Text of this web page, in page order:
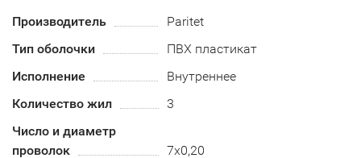
Производитель
Paritet
Тип оболочки
ПВХ пластикат
Исполнение
Внутреннее
Количество жил
3
Число и диаметр
проволок
7х0,20